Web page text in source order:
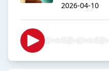
2026-04-10